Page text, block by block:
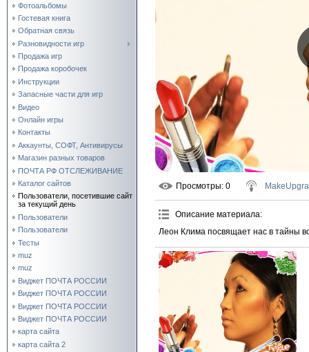
Фотоальбомы
Гостевая книга
Обратная связь
Разновидности игр
Продажа игр
Продажа коробочек
Инструкции
Запасные части для игр
Видео
Онлайн игры
Контакты
Аккаунты, СОФТ, Антивирусы
Магазин разных товаров
ПОЧТА РФ ОТСЛЕЖИВАНИЕ
Каталог сайтов
Пользователи, посетившие сайт
за текущий день
Пользователи
Пользователи
Тесты
muz
muz
Виджет ПОЧТА РОССИИ
Виджет ПОЧТА РОССИИ
Виджет ПОЧТА РОССИИ
Виджет ПОЧТА РОССИИ
карта сайта
карта сайта 2
Просмотры: 0
Описание материала:
Леон Клима посвящает нас в тайны